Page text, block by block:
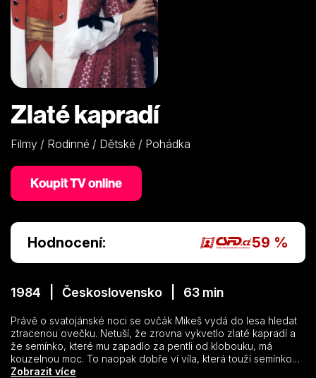
Zlaté kapradí
Filmy / Rodinné / Dětské / Pohádka
Koupit TV online
Hodnocení: 59 %
1984 | Československo | 63 min
Právě o svatojánské noci se ovčák Mikeš vydá do lesa hledat
ztracenou ovečku. Netuší, že zrovna vykvetlo zlaté kapradí a
že semínko, které mu zapadlo za pentli od klobouku, má
kouzelnou moc. To naopak dobře ví víla, která touží semínko
získat zpět. Vypraví se proto za Mikešem, aby ho získala
Zobrazit více